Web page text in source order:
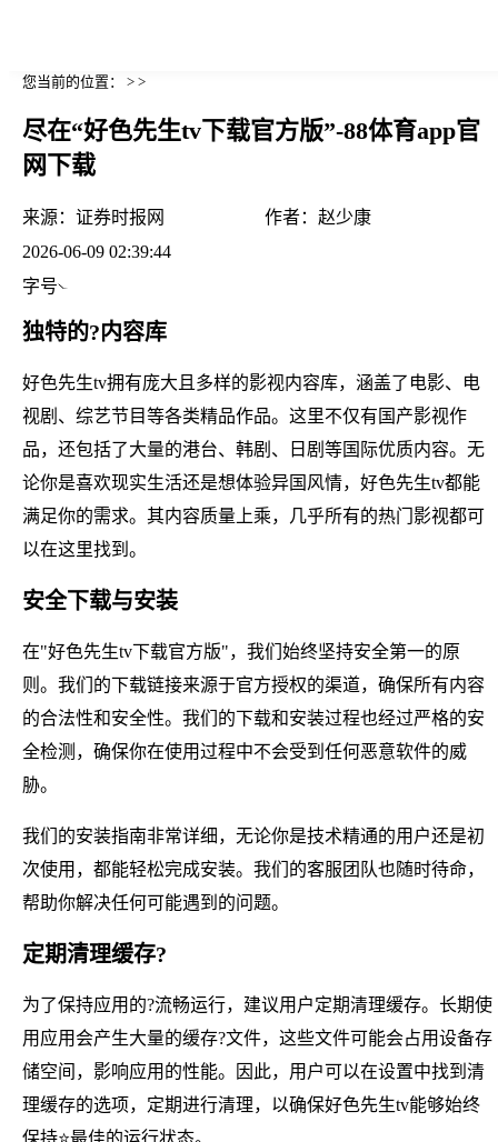
您当前的位置： > >
尽在“好色先生tv下载官方版”-88体育app官
网下载
来源： 证券时报网 作者： 赵少康
2026-06-09 02:39:44
字号
独特的?内容库
好色先生tv拥有庞大且多样的影视内容库，涵盖了电影、电
视剧、综艺节目等各类精品作品。这里不仅有国产影视作
品，还包括了大量的港台、韩剧、日剧等国际优质内容。无
论你是喜欢现实生活还是想体验异国风情，好色先生tv都能
满足你的需求。其内容质量上乘，几乎所有的热门影视都可
以在这里找到。
安全下载与安装
在"好色先生tv下载官方版"，我们始终坚持安全第一的原
则。我们的下载链接来源于官方授权的渠道，确保所有内容
的合法性和安全性。我们的下载和安装过程也经过严格的安
全检测，确保你在使用过程中不会受到任何恶意软件的威
胁。
我们的安装指南非常详细，无论你是技术精通的用户还是初
次使用，都能轻松完成安装。我们的客服团队也随时待命，
帮助你解决任何可能遇到的问题。
定期清理缓存?
为了保持应用的?流畅运行，建议用户定期清理缓存。长期使
用应用会产生大量的缓存?文件，这些文件可能会占用设备存
储空间，影响应用的性能。因此，用户可以在设置中找到清
理缓存的选项，定期进行清理，以确保好色先生tv能够始终
保持⭐最佳的运行状态。